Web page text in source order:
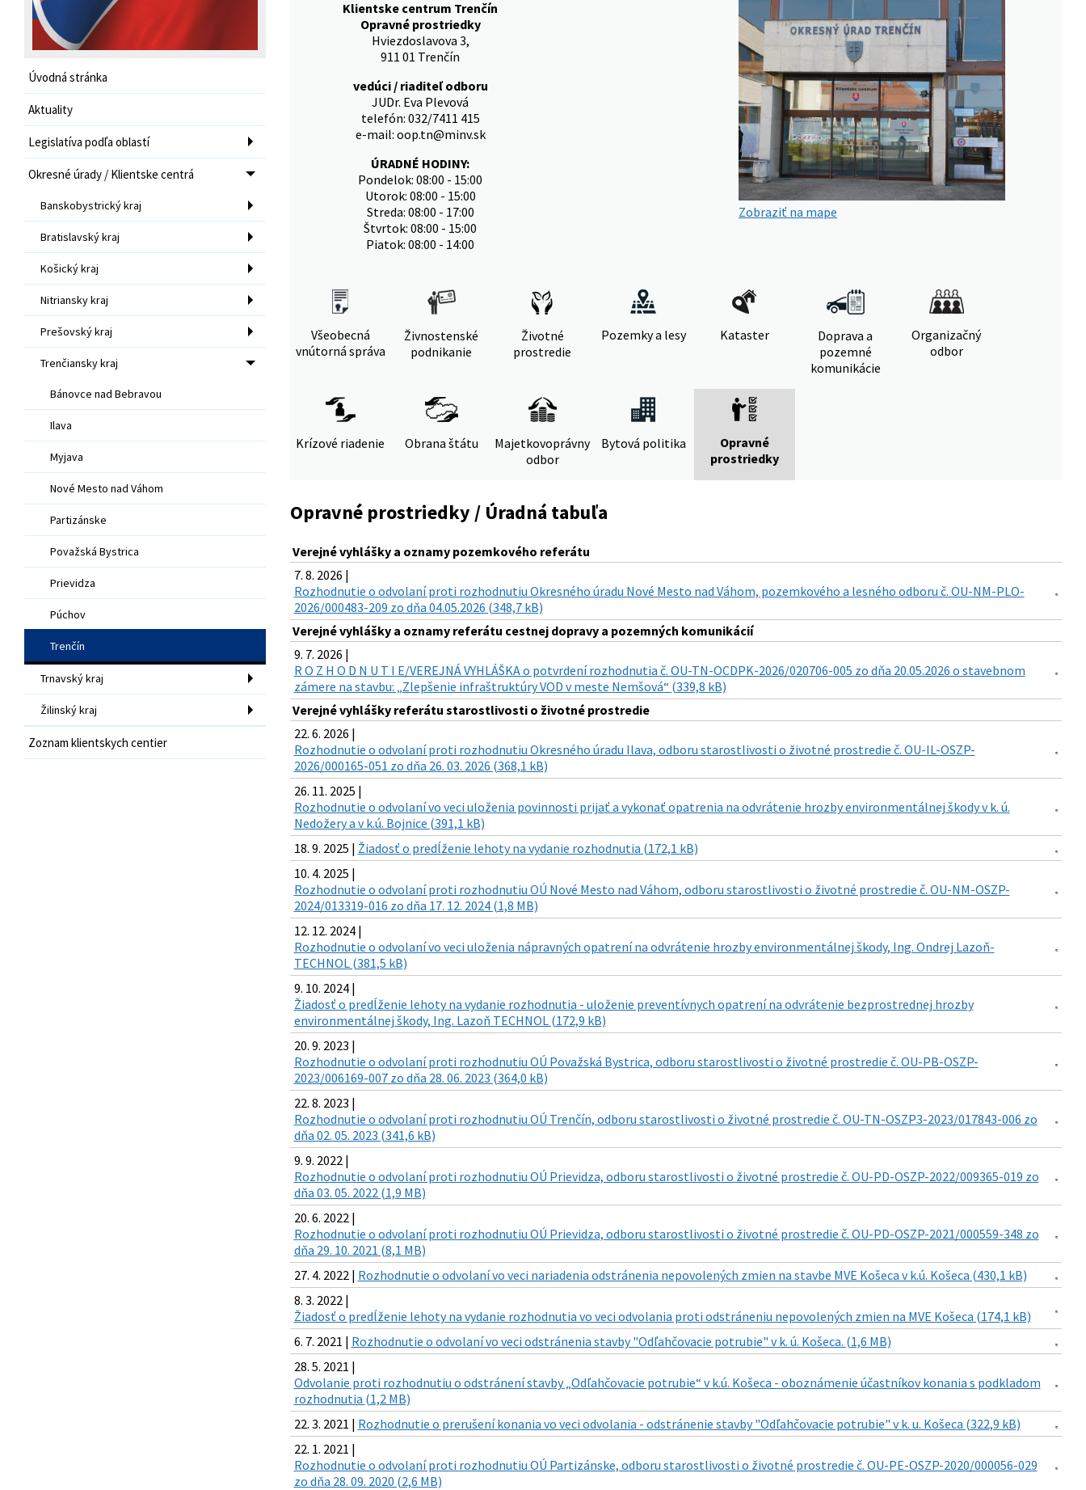
Úvodná stránka
Aktuality
Legislatíva podľa oblastí
Okresné úrady / Klientske centrá
Banskobystrický kraj
Bratislavský kraj
Košický kraj
Nitriansky kraj
Prešovský kraj
Trenčiansky kraj
Bánovce nad Bebravou
Ilava
Myjava
Nové Mesto nad Váhom
Partizánske
Považská Bystrica
Prievidza
Púchov
Trenčín
Trnavský kraj
Žilinský kraj
Zoznam klientskych centier
Klientske centrum Trenčín
Opravné prostriedky
Hviezdoslavova 3,
911 01 Trenčín
vedúci / riaditeľ odboru
JUDr. Eva Plevová
telefón: 032/7411 415
e-mail: oop.tn@minv.sk
ÚRADNÉ HODINY:
Pondelok: 08:00 - 15:00
Utorok: 08:00 - 15:00
Streda: 08:00 - 17:00
Štvrtok: 08:00 - 15:00
Piatok: 08:00 - 14:00
Zobraziť na mape
Všeobecná
vnútorná správa
Živnostenské
podnikanie
Životné
prostredie
Pozemky a lesy Kataster
Doprava a
pozemné
komunikácie
Organizačný
odbor
Krízové riadenie Obrana štátu
Majetkovoprávny
odbor
Bytová politika
Opravné
prostriedky
Opravné prostriedky / Úradná tabuľa
Verejné vyhlášky a oznamy pozemkového referátu
7. 8. 2026 |
Rozhodnutie o odvolaní proti rozhodnutiu Okresného úradu Nové Mesto nad Váhom, pozemkového a lesného odboru č. OU-NM-PLO-
2026/000483-209 zo dňa 04.05.2026 (348,7 kB)
Verejné vyhlášky a oznamy referátu cestnej dopravy a pozemných komunikácií
9. 7. 2026 |
R O Z H O D N U T I E/VEREJNÁ VYHLÁŠKA o potvrdení rozhodnutia č. OU-TN-OCDPK-2026/020706-005 zo dňa 20.05.2026 o stavebnom
zámere na stavbu: „Zlepšenie infraštruktúry VOD v meste Nemšová“ (339,8 kB)
Verejné vyhlášky referátu starostlivosti o životné prostredie
22. 6. 2026 |
Rozhodnutie o odvolaní proti rozhodnutiu Okresného úradu Ilava, odboru starostlivosti o životné prostredie č. OU-IL-OSZP-
2026/000165-051 zo dňa 26. 03. 2026 (368,1 kB)
26. 11. 2025 |
Rozhodnutie o odvolaní vo veci uloženia povinnosti prijať a vykonať opatrenia na odvrátenie hrozby environmentálnej škody v k. ú.
Nedožery a v k.ú. Bojnice (391,1 kB)
18. 9. 2025 | Žiadosť o predĺženie lehoty na vydanie rozhodnutia (172,1 kB)
10. 4. 2025 |
Rozhodnutie o odvolaní proti rozhodnutiu OÚ Nové Mesto nad Váhom, odboru starostlivosti o životné prostredie č. OU-NM-OSZP-
2024/013319-016 zo dňa 17. 12. 2024 (1,8 MB)
12. 12. 2024 |
Rozhodnutie o odvolaní vo veci uloženia nápravných opatrení na odvrátenie hrozby environmentálnej škody, Ing. Ondrej Lazoň-
TECHNOL (381,5 kB)
9. 10. 2024 |
Žiadosť o predĺženie lehoty na vydanie rozhodnutia - uloženie preventívnych opatrení na odvrátenie bezprostrednej hrozby
environmentálnej škody, Ing. Lazoň TECHNOL (172,9 kB)
20. 9. 2023 |
Rozhodnutie o odvolaní proti rozhodnutiu OÚ Považská Bystrica, odboru starostlivosti o životné prostredie č. OU-PB-OSZP-
2023/006169-007 zo dňa 28. 06. 2023 (364,0 kB)
22. 8. 2023 |
Rozhodnutie o odvolaní proti rozhodnutiu OÚ Trenčín, odboru starostlivosti o životné prostredie č. OU-TN-OSZP3-2023/017843-006 zo
dňa 02. 05. 2023 (341,6 kB)
9. 9. 2022 |
Rozhodnutie o odvolaní proti rozhodnutiu OÚ Prievidza, odboru starostlivosti o životné prostredie č. OU-PD-OSZP-2022/009365-019 zo
dňa 03. 05. 2022 (1,9 MB)
20. 6. 2022 |
Rozhodnutie o odvolaní proti rozhodnutiu OÚ Prievidza, odboru starostlivosti o životné prostredie č. OU-PD-OSZP-2021/000559-348 zo
dňa 29. 10. 2021 (8,1 MB)
27. 4. 2022 | Rozhodnutie o odvolaní vo veci nariadenia odstránenia nepovolených zmien na stavbe MVE Košeca v k.ú. Košeca (430,1 kB)
8. 3. 2022 |
Žiadosť o predĺženie lehoty na vydanie rozhodnutia vo veci odvolania proti odstráneniu nepovolených zmien na MVE Košeca (174,1 kB)
6. 7. 2021 | Rozhodnutie o odvolaní vo veci odstránenia stavby "Odľahčovacie potrubie" v k. ú. Košeca. (1,6 MB)
28. 5. 2021 |
Odvolanie proti rozhodnutiu o odstránení stavby „Odľahčovacie potrubie“ v k.ú. Košeca - oboznámenie účastníkov konania s podkladom
rozhodnutia (1,2 MB)
22. 3. 2021 | Rozhodnutie o prerušení konania vo veci odvolania - odstránenie stavby "Odľahčovacie potrubie" v k. u. Košeca (322,9 kB)
22. 1. 2021 |
Rozhodnutie o odvolaní proti rozhodnutiu OÚ Partizánske, odboru starostlivosti o životné prostredie č. OU-PE-OSZP-2020/000056-029
zo dňa 28. 09. 2020 (2,6 MB)